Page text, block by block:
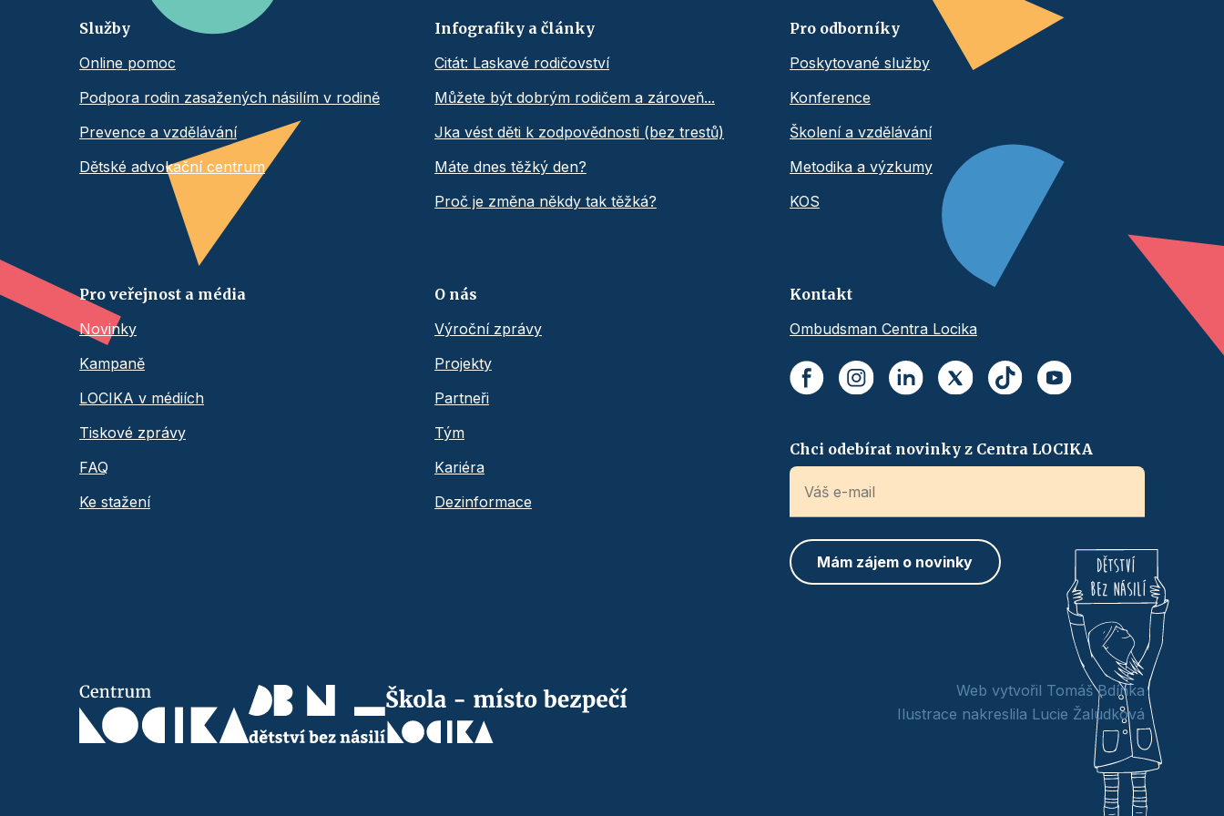
Služby
Online pomoc
Podpora rodin zasažených násilím v rodině
Prevence a vzdělávání
Dětské advokační centrum
Infografiky a články
Citát: Laskavé rodičovství
Můžete být dobrým rodičem a zároveň...
Jka vést děti k zodpovědnosti (bez trestů)
Máte dnes těžký den?
Proč je změna někdy tak těžká?
Pro odborníky
Poskytované služby
Konference
Školení a vzdělávání
Metodika a výzkumy
KOS
Pro veřejnost a média
Novinky
Kampaně
LOCIKA v médiích
Tiskové zprávy
FAQ
Ke stažení
O nás
Výroční zprávy
Projekty
Partneři
Tým
Kariéra
Dezinformace
Kontakt
Ombudsman Centra Locika
Chci odebírat novinky z Centra LOCIKA
Web vytvořil Tomáš Bdínka
Ilustrace nakreslila Lucie Žaludková